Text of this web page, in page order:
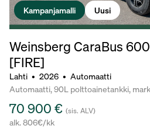
Kampanjamalli Uusi
Weinsberg CaraBus
[FIRE]
Lahti • 2026 • Automaatti
Automaatti, 90L polttoainetankki,
70 900 € (sis. ALV)
alk. 806€/kk